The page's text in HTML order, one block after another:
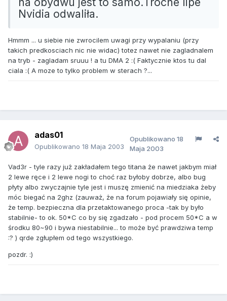
Nvidia odwaliła.
Hmmm ... u siebie nie zwrocilem uwagi przy wypalaniu (przy
takich predkosciach nic nie widac) totez nawet nie zagladnalem
na tryb - zagladam sruuu ! a tu DMA 2 :( Faktycznie ktos tu dal
ciala :( A moze to tylko problem w sterach ?...
adas01
Opublikowano 18 Maja 2003
Opublikowano 18
Maja 2003
Vad3r - tyle razy już zakładałem tego titana że nawet jakbym miał
2 lewe ręce i 2 lewe nogi to choć raz byłoby dobrze, albo bug
płyty albo zwyczajnie tyle jest i muszę zmienić na miedziaka żeby
móc biegać na 2ghz (zauważ, że na forum pojawiały się opinie,
że temp. bezpieczna dla przetaktowanego proca -tak by było
stabilnie- to ok. 50*C co by się zgadzało - pod procem 50*C a w
środku 80~90 i bywa niestabilnie... to może być prawdziwa temp
:? ) qrde zgłupłem od tego wszystkiego.
pozdr. :)